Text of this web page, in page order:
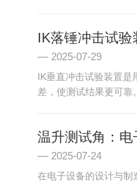
IK落锤冲击试验
2025-07-29
IK垂直冲击试验装置是
差，使测试结果更可靠
温升测试角：
2025-07-24
在电子设备的设计与制